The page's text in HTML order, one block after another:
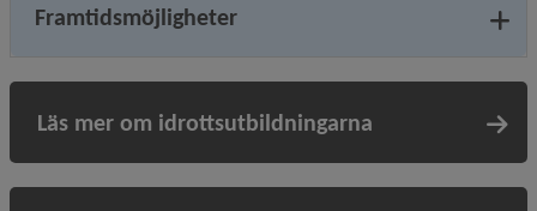
Framtidsmöjligheter
Läs mer om idrottsutbildningarna